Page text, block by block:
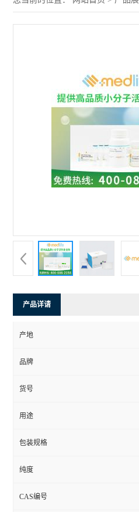
产品详请
产地
品牌
货号
用途
包装规格
纯度
CAS编号